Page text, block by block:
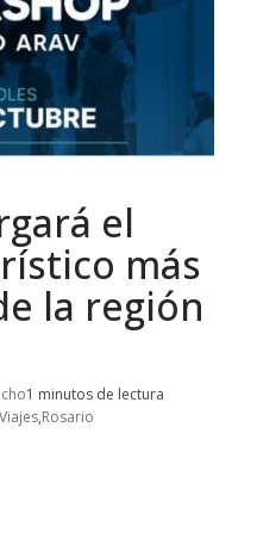
el
más
la región
1 minutos de lectura
,Rosario